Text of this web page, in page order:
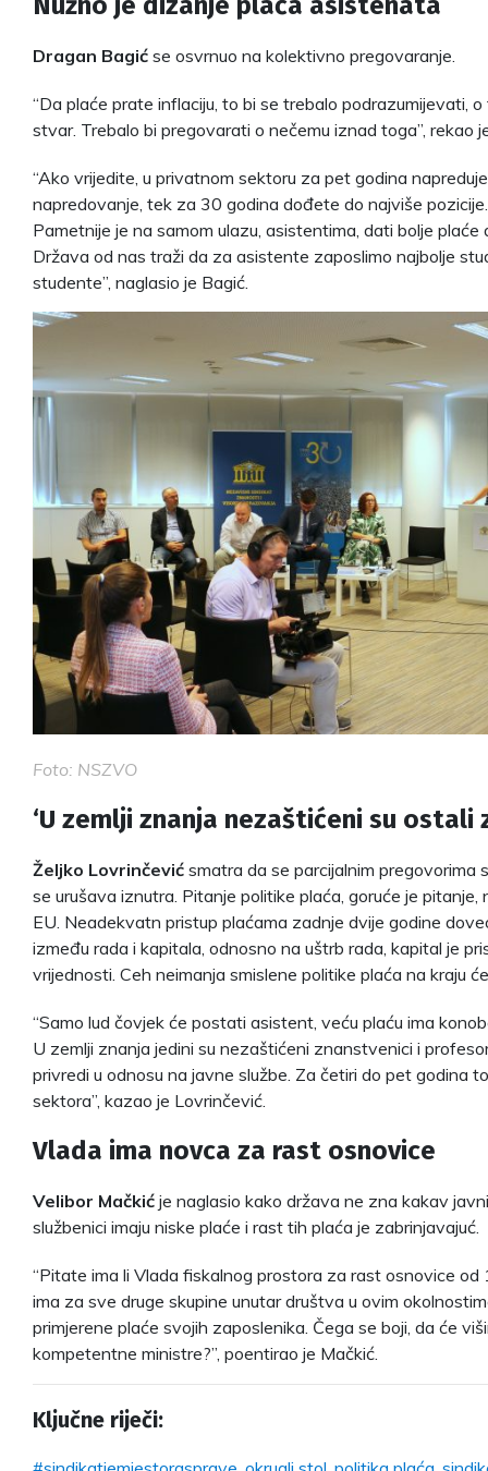
Dragan Bagić se osvrnuo na kolektivno pregovaranje.
“Da plaće prate inflaciju, to bi se trebalo podrazumijevati,
stvar. Trebalo bi pregovarati o nečemu iznad toga”, rekao
“Ako vrijedite, u privatnom sektoru za pet godina
napredovanje, tek za 30 godina dođete do najviše
Pametnije je na samom ulazu, asistentima, dati bolje
Država od nas traži da za asistente zaposlimo najbolje
studente”, naglasio je Bagić.
Foto: NSZVO
‘U zemlji znanja nezaštićeni su ostali
Željko Lovrinčević smatra da se parcijalnim pregovorima
se urušava iznutra. Pitanje politike plaća, goruće je pitanje,
EU. Neadekvatn pristup plaćama zadnje dvije godine
između rada i kapitala, odnosno na uštrb rada, kapital je
vrijednosti. Ceh neimanja smislene politike plaća na kraju
“Samo lud čovjek će postati asistent, veću plaću ima
U zemlji znanja jedini su nezaštićeni znanstvenici i
privredi u odnosu na javne službe. Za četiri do pet godina
sektora”, kazao je Lovrinčević.
Vlada ima novca za rast osnovice
Velibor Mačkić je naglasio kako država ne zna kakav
službenici imaju niske plaće i rast tih plaća je zabrinjavajuć.
“Pitate ima li Vlada fiskalnog prostora za rast osnovice
ima za sve druge skupine unutar društva u ovim
primjerene plaće svojih zaposlenika. Čega se boji, da će
kompetentne ministre?”, poentirao je Mačkić.
Ključne riječi: